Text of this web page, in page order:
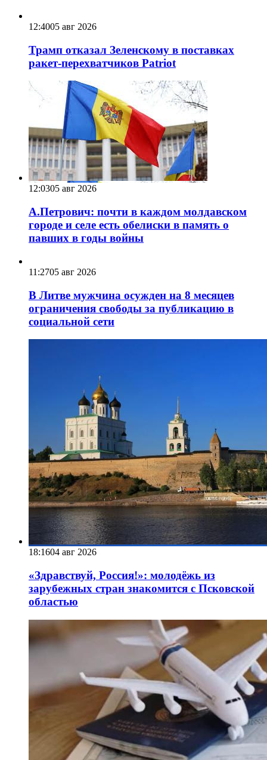
12:4005 авг 2026
Трамп отказал Зеленскому в поставках
ракет-перехватчиков Patriot
12:0305 авг 2026
А.Петрович: почти в каждом молдавском
городе и селе есть обелиски в память о
павших в годы войны
11:2705 авг 2026
В Литве мужчина осужден на 8 месяцев
ограничения свободы за публикацию в
социальной сети
18:1604 авг 2026
«Здравствуй, Россия!»: молодёжь из
зарубежных стран знакомится с Псковской
областью